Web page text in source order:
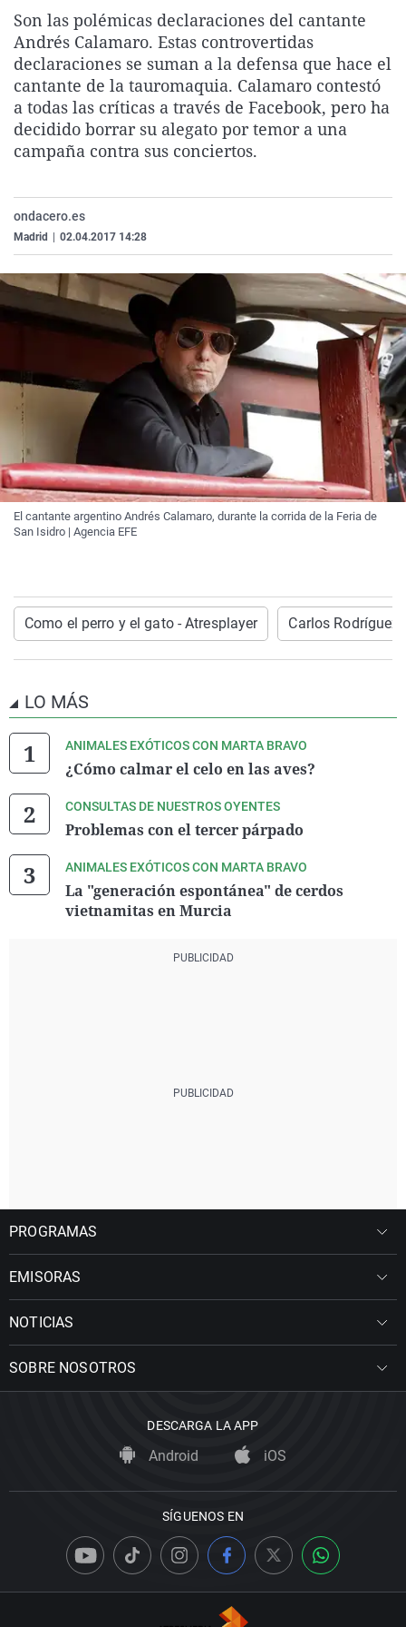
La rosa de los vientos
Gente viajera
Como el perro y el
Caso
Retornados
Equipo de
Operación Viuda
Extremadura
Galicia
La Rioja
Navarra
Virales
Televisión
Elecciones
Son las polémicas declaraciones del cantante
Andrés Calamaro. Estas controvertidas
declaraciones se suman a la defensa que hace el
cantante de la tauromaquia. Calamaro contestó
a todas las críticas a través de Facebook, pero ha
decidido borrar su alegato por temor a una
campaña contra sus conciertos.
ondacero.es
Madrid 02.04.2017 14:28
El cantante argentino Andrés Calamaro, durante la corrida de la Feria de
San Isidro | Agencia EFE
Como el perro y el gato - Atresplayer Carlos Rodríguez
LO MÁS
ANIMALES EXÓTICOS CON MARTA BRAVO
¿Cómo calmar el celo en las aves?
CONSULTAS DE NUESTROS OYENTES
Problemas con el tercer párpado
ANIMALES EXÓTICOS CON MARTA BRAVO
La "generación espontánea" de cerdos
vietnamitas en Murcia
PROGRAMAS
EMISORAS
NOTICIAS
SOBRE NOSOTROS
DESCARGA LA APP
Android iOS
SÍGUENOS EN